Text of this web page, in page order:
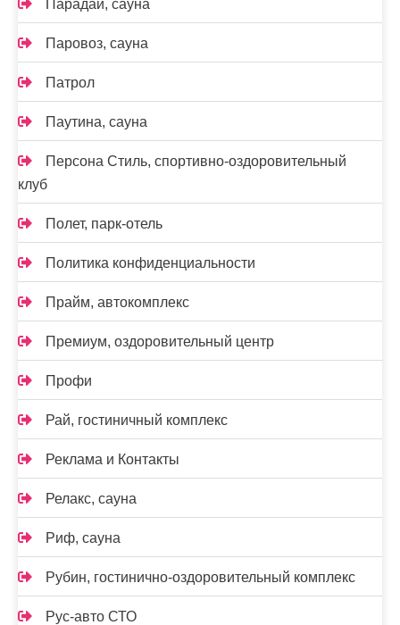
Парадай, сауна
Паровоз, сауна
Патрол
Паутина, сауна
Персона Стиль, спортивно-оздоровительный
клуб
Полет, парк-отель
Политика конфиденциальности
Прайм, автокомплекс
Премиум, оздоровительный центр
Профи
Рай, гостиничный комплекс
Реклама и Контакты
Релакс, сауна
Риф, сауна
Рубин, гостинично-оздоровительный комплекс
Рус-авто СТО